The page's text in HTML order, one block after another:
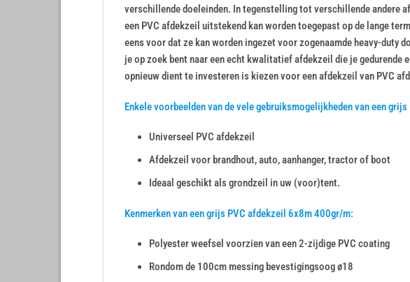
verschillende doeleinden. In tegenstelling tot verschillende andere
een PVC afdekzeil uitstekend kan worden toegepast op de lange
eens voor dat ze kan worden ingezet voor zogenaamde heavy-duty
je op zoek bent naar een echt kwalitatief afdekzeil die je gedurende
opnieuw dient te investeren is kiezen voor een afdekzeil van PVC
Enkele voorbeelden van de vele gebruiksmogelijkheden van een
Universeel PVC afdekzeil
Afdekzeil voor brandhout, auto, aanhanger, tractor of boot
Ideaal geschikt als grondzeil in uw (voor)tent.
Kenmerken van een grijs PVC afdekzeil 6x8m 400gr/m:
Polyester weefsel voorzien van een 2-zijdige PVC coating
Rondom de 100cm messing bevestigingsoog ø18